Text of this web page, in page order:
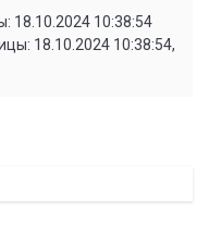
18.10.2024 10:38:54
18.10.2024 10:38:54,